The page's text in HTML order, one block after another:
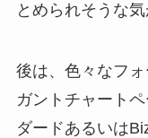
とめられそうな気
後は、色々なフ
ガントチャート
ダードあるいは